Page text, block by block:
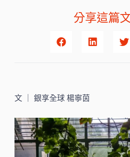
分享這篇
文 ｜ 銀享全球 楊寧茵